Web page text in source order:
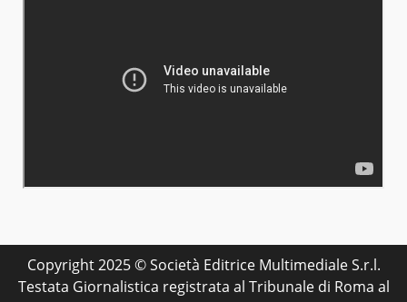
Copyright 2025 © Società Editrice Multimediale S.r.l.
Testata Giornalistica registrata al Tribunale di Roma al